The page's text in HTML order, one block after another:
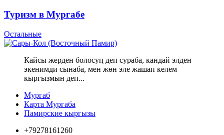
Туризм в Мургабе
Остальные
Кайсы жерден болосуң деп сураба, кандай элден
экенимди сынаба, мен жөн эле жашап келем
кыргызмын деп...
Мургаб
Карта Мургаба
Памирские кыргызы
+79278161260